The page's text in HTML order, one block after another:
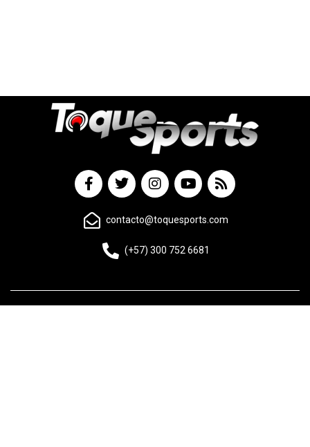
contacto@toquesports.com
(+57) 300 752 6681